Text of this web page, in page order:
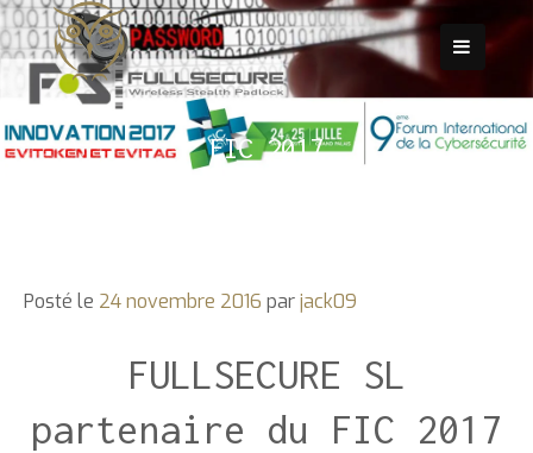
Passer
au
contenu
FIC 2017
Posté le 24 novembre 2016 parjack09
FULLSECURE SL
partenaire du FIC 2017